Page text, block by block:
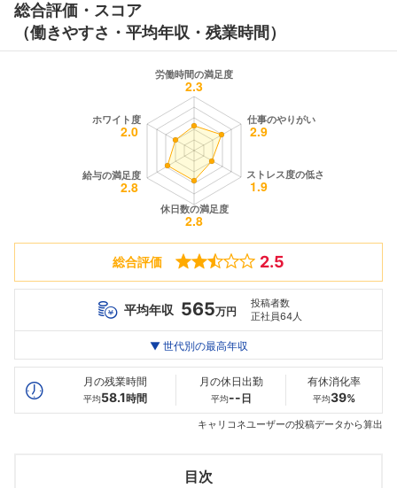
総合評価・スコア
（働きやすさ・平均年収・残業時間）
総合評価 2.5
平均年収 565万円
投稿者数
正社員64人
最高年収
20代
606万
30代
897万
1004万
▼ 世代別の最高年収
月の残業時間
平均58.1時間
月の休日出勤
平均-- 日
有休消化率
平均39%
キャリコネユーザーの投稿データから算出
目次